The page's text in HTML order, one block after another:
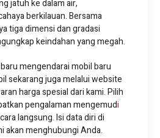
jatuh ke dalam air,
berkilauan. Bersama
tiga dimensi dan gradasi
keindahan yang megah.
mengendarai mobil baru
sekarang juga melalui website
harga spesial dari kami.Pilih
pengalaman mengemudi
langsung.Isi data diri di
akan menghubungi Anda.